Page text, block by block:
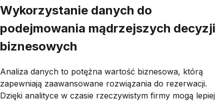
Wykorzystanie danych do
podejmowania mądrzejszych decyzji
biznesowych
Analiza danych to potężna wartość biznesowa, którą
zapewniają zaawansowane rozwiązania do rezerwacji.
Dzięki analityce w czasie rzeczywistym firmy mogą lepiej